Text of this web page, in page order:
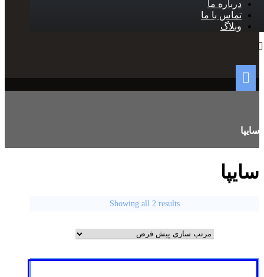
درباره ما
تماس با ما
وبلاگ
سایپا
سایپا
Showing all 2 results